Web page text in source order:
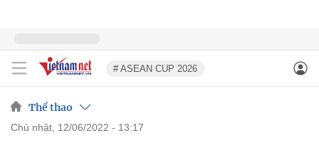
# ASEAN CUP 2026
Thể thao
chủ nhật, 12/06/2022 - 13:17